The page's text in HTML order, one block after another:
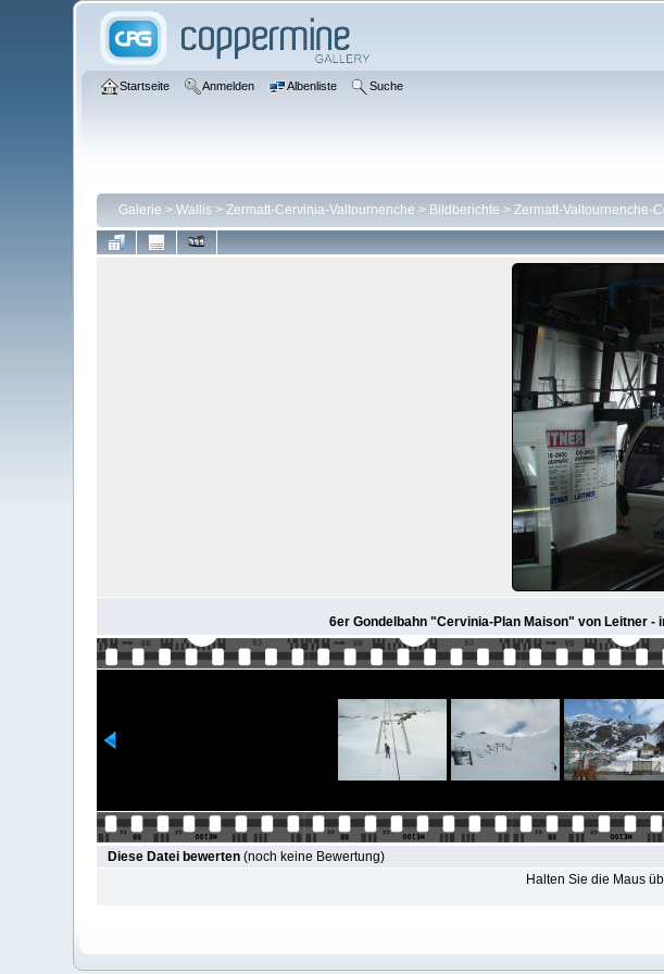
Startseite Anmelden Albenliste Suche
Galerie > Wallis> Zermatt-Cervinia-Valtournenche > Bildberichte > Zermatt-Valtournenche-
6er Gondelbahn "Cervinia-Plan Maison" von Leitner -
Diese Datei bewerten(noch keine Bewertung)
Halten Sie die Maus